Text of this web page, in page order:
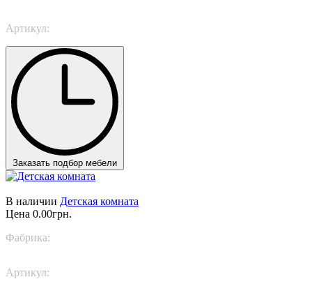
Артикул:
Заказать подбор мебели
В наличии Детская комната
Цена 0.00грн.
Фабрика:
Артикул: